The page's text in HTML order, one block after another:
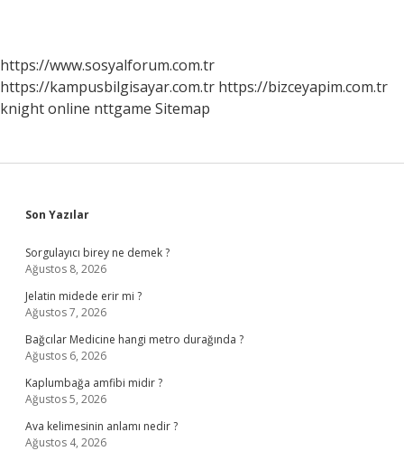
https://www.sosyalforum.com.tr
https://kampusbilgisayar.com.tr https://bizceyapim.com.tr
knight online nttgame Sitemap
Sidebar
Son Yazılar
Sorgulayıcı birey ne demek ?
Ağustos 8, 2026
Jelatin midede erir mi ?
Ağustos 7, 2026
Bağcılar Medicine hangi metro durağında ?
Ağustos 6, 2026
Kaplumbağa amfibi midir ?
Ağustos 5, 2026
Ava kelimesinin anlamı nedir ?
Ağustos 4, 2026